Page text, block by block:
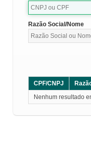
Razão Social/Nome
CPF/CNPJ
Nenhum resultado